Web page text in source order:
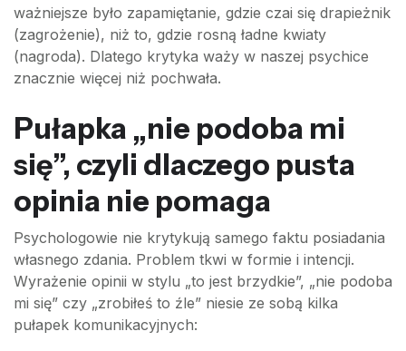
ważniejsze było zapamiętanie, gdzie czai się drapieżnik
(zagrożenie), niż to, gdzie rosną ładne kwiaty
(nagroda). Dlatego krytyka waży w naszej psychice
znacznie więcej niż pochwała.
Pułapka „nie podoba mi
się”, czyli dlaczego pusta
opinia nie pomaga
Psychologowie nie krytykują samego faktu posiadania
własnego zdania. Problem tkwi w formie i intencji.
Wyrażenie opinii w stylu „to jest brzydkie”, „nie podoba
mi się” czy „zrobiłeś to źle” niesie ze sobą kilka
pułapek komunikacyjnych: